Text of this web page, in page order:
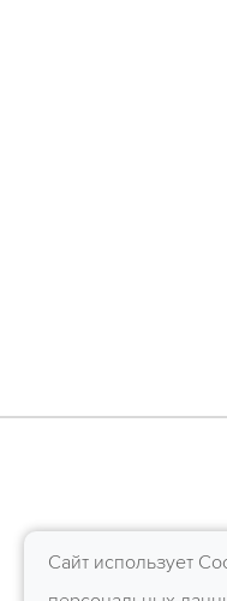
Сайт использует